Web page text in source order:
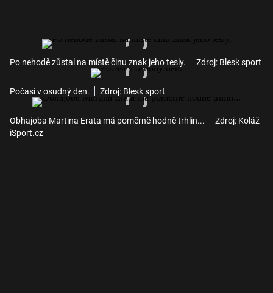
Po nehodě zůstal na místě činu znak jeho tesly. Zdroj: Blesk sport
Počasí v osudný den. Zdroj: Blesk sport
Obhajoba Martina Erata má poměrně hodně trhlin...
Zdroj: Koláž
iSport.cz